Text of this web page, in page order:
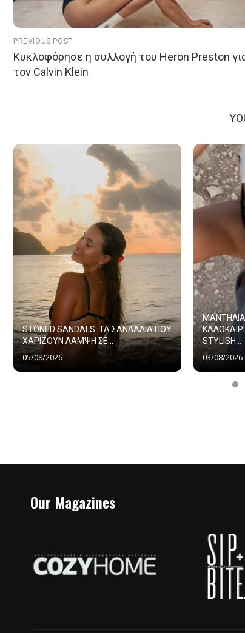
PREVIOUS POST
Κυκλοφόρησε η συλλογή του Heron Preston
τον Calvin Klein
STONED SANDALS: ΤΑ ΣΑΝΔΑΛΙΑ ΠΟΥ
ΧΑΡΙΖΟΥΝ ΛΑΜΨΗ ΣΕ...
05/08/2026
STYLISH...
03/08/2026
Our Magazines